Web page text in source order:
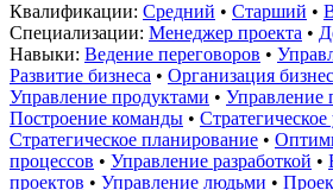
Квалификации: Средний • Старший •
Специализации: Менеджер проекта •
Навыки: Ведение переговоров •
Развитие бизнеса • Организация
Управление продуктами • Управление
Построение команды •
Стратегическое планирование •
процессов • Управление разработкой •
проектов • Управление людьми •